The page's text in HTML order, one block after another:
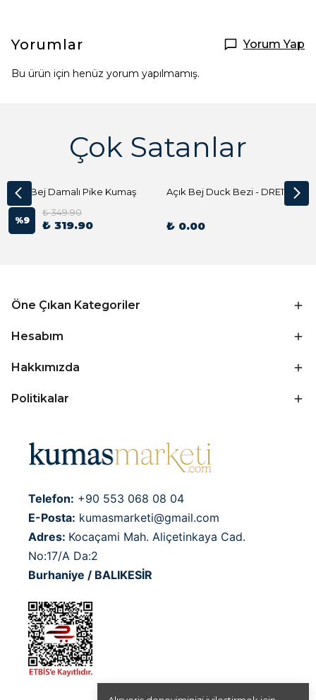
Yorumlar Yorum Yap
Bu ürün için henüz yorum yapılmamış.
Çok Satanlar
Açık Bej Damalı Pike Kumaş
%9
₺ 349.90
₺ 319.90
Açık Bej Duck Bezi - DRE1144 Kumaş Peçete
₺ 0.00
Öne Çıkan Kategoriler
Hesabım
Hakkımızda
Politikalar
Telefon: +90 553 068 08 04
E-Posta: kumasmarketi@gmail.com
Adres: Kocaçami Mah. Aliçetinkaya Cad.
No:17/A Da:2
Burhaniye / BALIKESİR